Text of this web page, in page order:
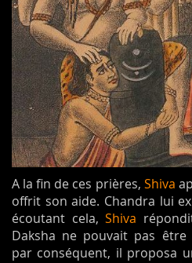
A la fin de ces prières, Shiva
offrit son aide. Chandra lui
écoutant cela, Shiva
Daksha ne pouvait pas
par conséquent, il proposa